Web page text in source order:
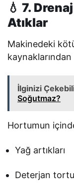
💧 7.
Atıklar
Makinedeki
İlginizi
Soğutmaz?
Hortumun
Yağ artıkları
Deterjan